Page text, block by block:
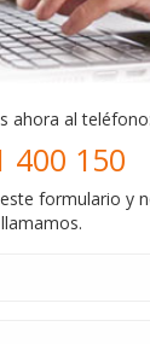
ahora al teléfono:
400 150
formulario y
llamamos.